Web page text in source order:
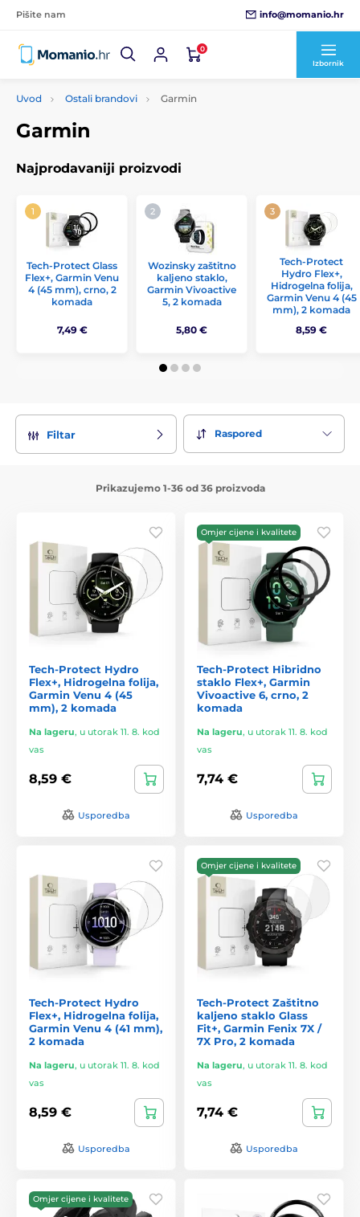
Pišite nam info@momanio.hr
0
Izbornik
Uvod Ostali brandovi Garmin
Garmin
Najprodavaniji proizvodi
Tech-Protect Glass
Flex+, Garmin Venu
4 (45 mm), crno, 2
komada
7,49 €
Wozinsky zaštitno
kaljeno staklo,
Garmin Vivoactive
5, 2 komada
5,80 €
Tech-Protect
Hydro Flex+,
Hidrogelna folija,
Garmin Venu 4 (45
mm), 2 komada
8,59 €
Filtar Raspored
Prikazujemo 1-36 od 36 proizvoda
Tech-Protect Hydro
Flex+, Hidrogelna folija,
Garmin Venu 4 (45
mm), 2 komada
Na lageru, u utorak 11. 8. kod
vas
8,59 €
Usporedba
Omjer cijene i kvalitete
Tech-Protect Hibridno
staklo Flex+, Garmin
Vivoactive 6, crno, 2
komada
Na lageru, u utorak 11. 8. kod
vas
7,74 €
Usporedba
Tech-Protect Hydro
Flex+, Hidrogelna folija,
Garmin Venu 4 (41 mm),
2 komada
Na lageru, u utorak 11. 8. kod
vas
8,59 €
Usporedba
Omjer cijene i kvalitete
Tech-Protect Zaštitno
kaljeno staklo Glass
Fit+, Garmin Fenix 7X /
7X Pro, 2 komada
Na lageru, u utorak 11. 8. kod
vas
7,74 €
Usporedba
Omjer cijene i kvalitete